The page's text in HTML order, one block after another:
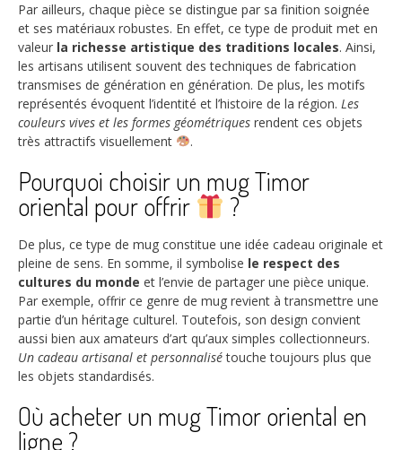
Par ailleurs, chaque pièce se distingue par sa finition soignée
et ses matériaux robustes. En effet, ce type de produit met en
valeur la richesse artistique des traditions locales. Ainsi,
les artisans utilisent souvent des techniques de fabrication
transmises de génération en génération. De plus, les motifs
représentés évoquent l’identité et l’histoire de la région. Les
couleurs vives et les formes géométriques rendent ces objets
très attractifs visuellement
.
Pourquoi choisir un mug Timor
oriental pour offrir ?
De plus, ce type de mug constitue une idée cadeau originale et
pleine de sens. En somme, il symbolise le respect des
cultures du monde et l’envie de partager une pièce unique.
Par exemple, offrir ce genre de mug revient à transmettre une
partie d’un héritage culturel. Toutefois, son design convient
aussi bien aux amateurs d’art qu’aux simples collectionneurs.
Un cadeau artisanal et personnalisétouche toujours plus que
les objets standardisés.
Où acheter un mug Timor oriental en
ligne ?